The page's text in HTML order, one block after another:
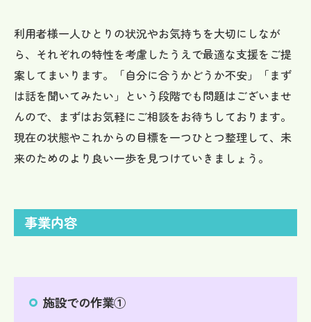
利用者様一人ひとりの状況やお気持ちを大切にしなが
ら、それぞれの特性を考慮したうえで最適な支援をご提
案してまいります。「自分に合うかどうか不安」「まず
は話を聞いてみたい」という段階でも問題はございませ
んので、まずはお気軽にご相談をお待ちしております。
現在の状態やこれからの目標を一つひとつ整理して、未
来のためのより良い一歩を見つけていきましょう。
事業内容
施設での作業①